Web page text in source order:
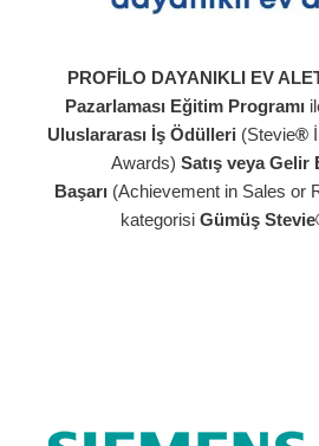
PROFİLO DAYANIKLI EV
Pazarlaması Eğitim Programı
Uluslararası İş Ödülleri (Stevie®
Awards) Satış veya Gelir
Başarı(Achievement in Sales or
kategorisi Gümüş